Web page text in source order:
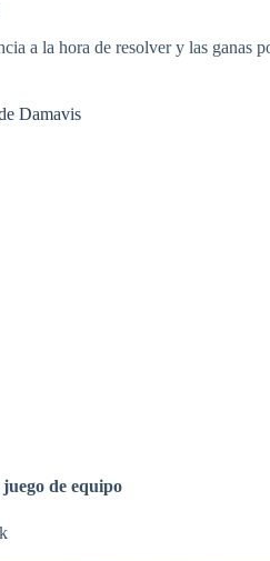
a la hora de resolver y las ganas
Damavis
de equipo